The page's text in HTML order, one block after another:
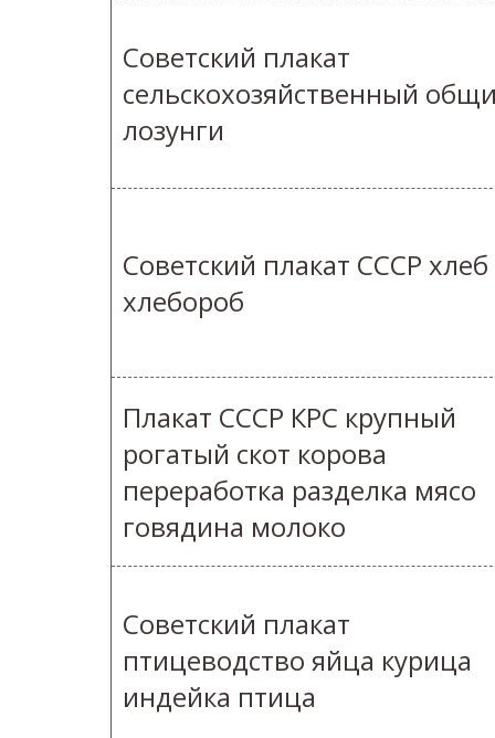
Советский плакат
сельскохозяйственный
лозунги
Советский плакат СССР хлеб
хлебороб
Плакат СССР КРС крупный
рогатый скот корова
переработка разделка мясо
говядина молоко
Советский плакат
птицеводство яйца курица
индейка птица